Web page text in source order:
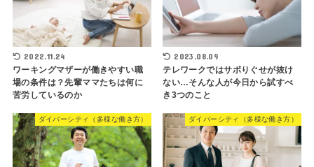
2022.11.24
ワーキングマザーが働きやすい職
場の条件は？先輩ママたちは何に
苦労しているのか
2023.08.09
テレワークではサボりぐせが抜け
ない…そんな人が今日から試すべ
き3つのこと
ダイバーシティ（多様な働き方） ダイバーシティ（多様な働き方）